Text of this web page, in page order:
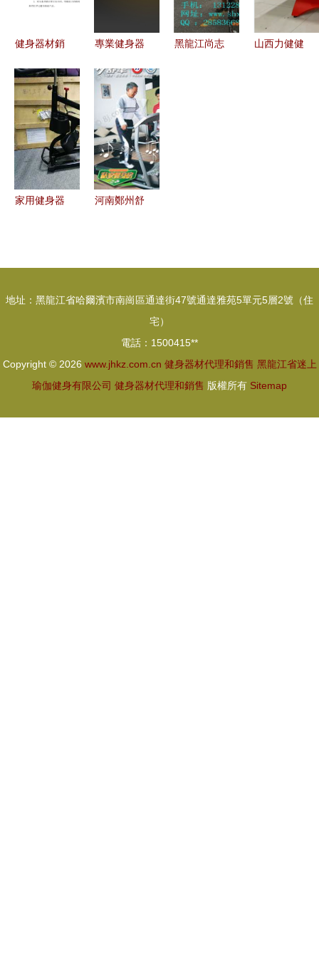
健身器材銷
專業健身器
售合作指南
企業授權證
書模板與代
理商合約
PSD文件下
載
黑龍江尚志
山西力健健
家用健身器
河南鄭州舒
健康生活新
地址：黑龍江省哈爾濱市南崗區通達街47號通達雅苑5單元5層2號（住
宅）
電話：1500415**
Copyright © 2026 www.jhkz.com.cn 健身器材代理和銷售 黑龍江省迷上
瑜伽健身有限公司 健身器材代理和銷售 版權所有 Sitemap